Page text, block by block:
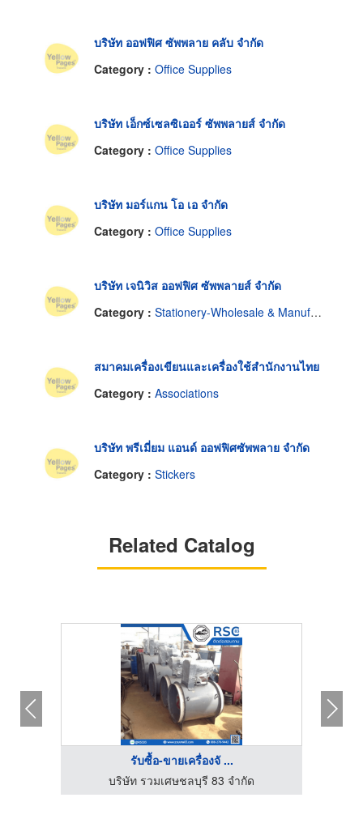
บริษัท ออฟฟิศ ซัพพลาย คลับ จำกัด
Category : Office Supplies
บริษัท เอ็กซ์เซลซิเออร์ ซัพพลายส์ จำกัด
Category : Office Supplies
บริษัท มอร์แกน โอ เอ จำกัด
Category : Office Supplies
บริษัท เจนิวิส ออฟฟิศ ซัพพลายส์ จำกัด
Category : Stationery-Wholesale & Manufacturers
สมาคมเครื่องเขียนและเครื่องใช้สำนักงานไทย
Category : Associations
บริษัท พรีเมี่ยม แอนด์ ออฟฟิศซัพพลาย จำกัด
Category : Stickers
Related Catalog
รับซื้อ-ขายเครื่องจั ...
บริษัท รวมเศษชลบุรี 83 จำกัด